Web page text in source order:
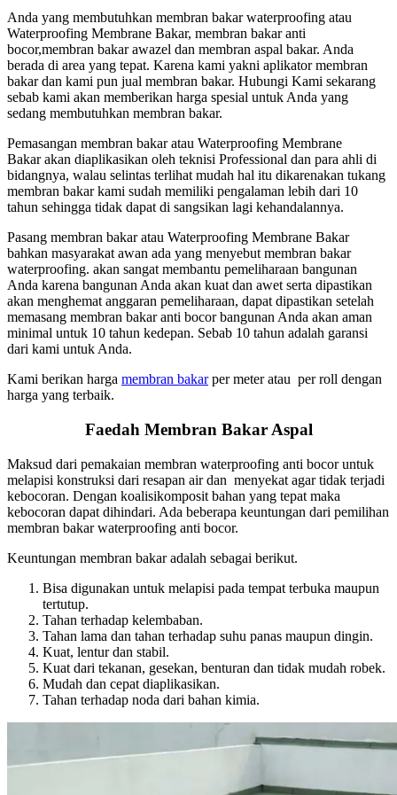
Anda yang membutuhkan membran bakar waterproofing atau
Waterproofing Membrane Bakar, membran bakar anti
bocor,membran bakar awazel dan membran aspal bakar. Anda
berada di area yang tepat. Karena kami yakni aplikator membran
bakar dan kami pun jual membran bakar. Hubungi Kami sekarang
sebab kami akan memberikan harga spesial untuk Anda yang
sedang membutuhkan membran bakar.
Pemasangan membran bakar atau Waterproofing Membrane
Bakar akan diaplikasikan oleh teknisi Professional dan para ahli di
bidangnya, walau selintas terlihat mudah hal itu dikarenakan tukang
membran bakar kami sudah memiliki pengalaman lebih dari 10
tahun sehingga tidak dapat di sangsikan lagi kehandalannya.
Pasang membran bakar atau Waterproofing Membrane Bakar
bahkan masyarakat awan ada yang menyebut membran bakar
waterproofing. akan sangat membantu pemeliharaan bangunan
Anda karena bangunan Anda akan kuat dan awet serta dipastikan
akan menghemat anggaran pemeliharaan, dapat dipastikan setelah
memasang membran bakar anti bocor bangunan Anda akan aman
minimal untuk 10 tahun kedepan. Sebab 10 tahun adalah garansi
dari kami untuk Anda.
Kami berikan harga membran bakarper meter atau per roll dengan
harga yang terbaik.
Faedah Membran Bakar Aspal
Maksud dari pemakaian membran waterproofing anti bocor untuk
melapisi konstruksi dari resapan air dan menyekat agar tidak terjadi
kebocoran. Dengan koalisikomposit bahan yang tepat maka
kebocoran dapat dihindari. Ada beberapa keuntungan dari pemilihan
membran bakar waterproofing anti bocor.
Keuntungan membran bakar adalah sebagai berikut.
Bisa digunakan untuk melapisi pada tempat terbuka maupun
tertutup.
Tahan terhadap kelembaban.
Tahan lama dan tahan terhadap suhu panas maupun dingin.
Kuat, lentur dan stabil.
Kuat dari tekanan, gesekan, benturan dan tidak mudah robek.
Mudah dan cepat diaplikasikan.
Tahan terhadap noda dari bahan kimia.